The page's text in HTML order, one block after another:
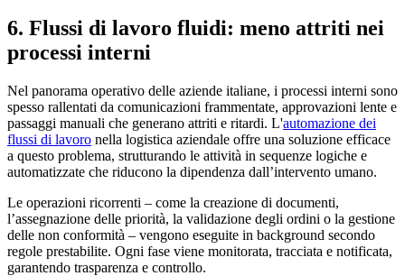
6. Flussi di lavoro fluidi: meno attriti nei
processi interni
Nel panorama operativo delle aziende italiane, i processi interni sono
spesso rallentati da comunicazioni frammentate, approvazioni lente e
passaggi manuali che generano attriti e ritardi. L'automazione dei
flussi di lavoro nella logistica aziendale offre una soluzione efficace
a questo problema, strutturando le attività in sequenze logiche e
automatizzate che riducono la dipendenza dall’intervento umano.
Le operazioni ricorrenti – come la creazione di documenti,
l’assegnazione delle priorità, la validazione degli ordini o la gestione
delle non conformità – vengono eseguite in background secondo
regole prestabilite. Ogni fase viene monitorata, tracciata e notificata,
garantendo trasparenza e controllo.